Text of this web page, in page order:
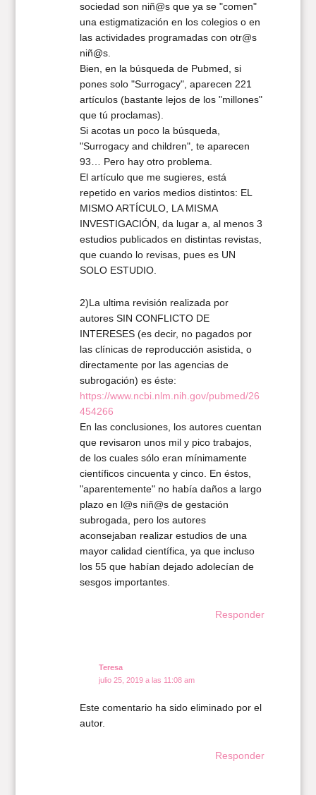
sociedad son niñ@s que ya se "comen"
una estigmatización en los colegios o en
las actividades programadas con otr@s
niñ@s.
Bien, en la búsqueda de Pubmed, si
pones solo "Surrogacy", aparecen 221
artículos (bastante lejos de los "millones"
que tú proclamas).
Si acotas un poco la búsqueda,
"Surrogacy and children", te aparecen
93… Pero hay otro problema.
El artículo que me sugieres, está
repetido en varios medios distintos: EL
MISMO ARTÍCULO, LA MISMA
INVESTIGACIÓN, da lugar a, al menos 3
estudios publicados en distintas revistas,
que cuando lo revisas, pues es UN
SOLO ESTUDIO.
2)La ultima revisión realizada por
autores SIN CONFLICTO DE
INTERESES (es decir, no pagados por
las clínicas de reproducción asistida, o
directamente por las agencias de
subrogación) es éste:
https://www.ncbi.nlm.nih.gov/pubmed/26
454266
En las conclusiones, los autores cuentan
que revisaron unos mil y pico trabajos,
de los cuales sólo eran mínimamente
científicos cincuenta y cinco. En éstos,
"aparentemente" no había daños a largo
plazo en l@s niñ@s de gestación
subrogada, pero los autores
aconsejaban realizar estudios de una
mayor calidad científica, ya que incluso
los 55 que habían dejado adolecían de
sesgos importantes.
Responder
Teresa
julio 25, 2019 a las 11:08 am
Este comentario ha sido eliminado por el
autor.
Responder